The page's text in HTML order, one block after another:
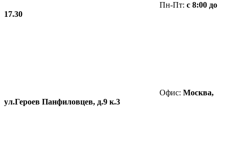
Пн-Пт: с 8:00 до
17.30
Офис: Москва,
ул.Героев Панфиловцев, д.9 к.3